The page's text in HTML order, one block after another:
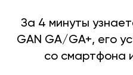
За 4 минуты
GAN GA/GA+, его
со смартфона